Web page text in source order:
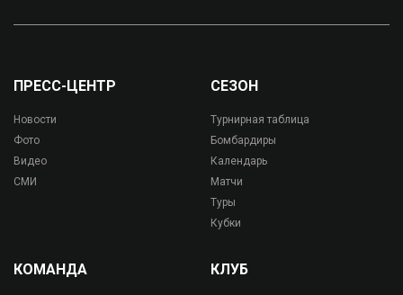
ПРЕСС-ЦЕНТР
Новости
Фото
Видео
СМИ
СЕЗОН
Турнирная таблица
Бомбардиры
Календарь
Матчи
Туры
Кубки
КОМАНДА КЛУБ